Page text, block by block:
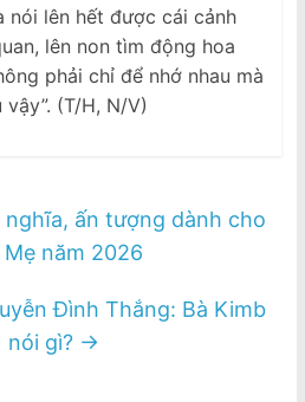
nói lên hết được cái cảnh
lên non tìm động hoa
phải chỉ để nhớ nhau mà
(T/H, N/V)
nghĩa, ấn tượng dành cho
năm 2026
Đình Thắng: Bà Kimb
nói gì? →